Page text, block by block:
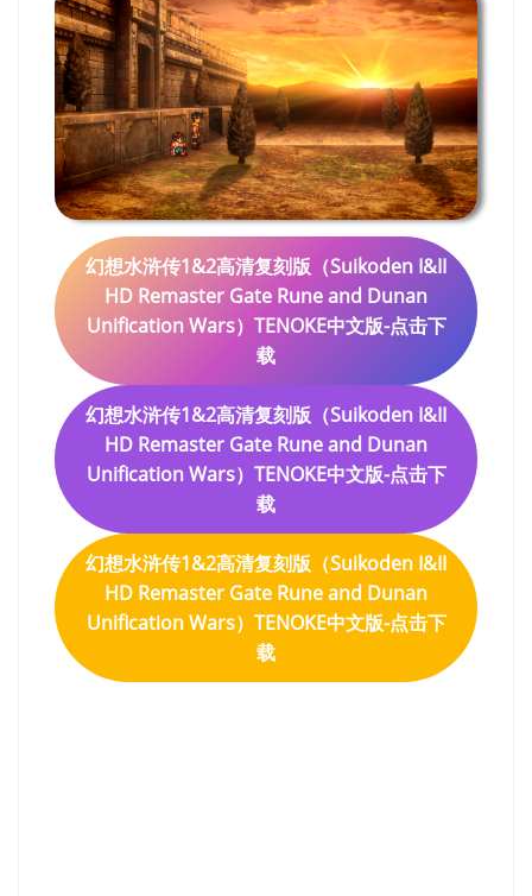
幻想水浒传1&2高清复刻版（Suikoden I&II
HD Remaster Gate Rune and Dunan
Unification Wars）TENOKE中文版-点击下
载
幻想水浒传1&2高清复刻版（Suikoden I&II
HD Remaster Gate Rune and Dunan
Unification Wars）TENOKE中文版-点击下
载
幻想水浒传1&2高清复刻版（Suikoden I&II
HD Remaster Gate Rune and Dunan
Unification Wars）TENOKE中文版-点击下
载